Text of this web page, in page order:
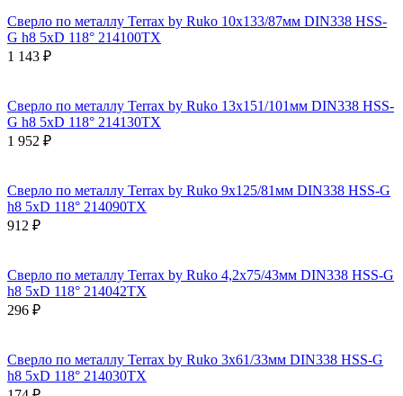
Сверло по металлу Terrax by Ruko 10x133/87мм DIN338 HSS-
G h8 5xD 118° 214100TX
1 143 ₽
Сверло по металлу Terrax by Ruko 13x151/101мм DIN338 HSS-
G h8 5xD 118° 214130TX
1 952 ₽
Сверло по металлу Terrax by Ruko 9x125/81мм DIN338 HSS-G
h8 5xD 118° 214090TX
912 ₽
Сверло по металлу Terrax by Ruko 4,2x75/43мм DIN338 HSS-G
h8 5xD 118° 214042TX
296 ₽
Сверло по металлу Terrax by Ruko 3x61/33мм DIN338 HSS-G
h8 5xD 118° 214030TX